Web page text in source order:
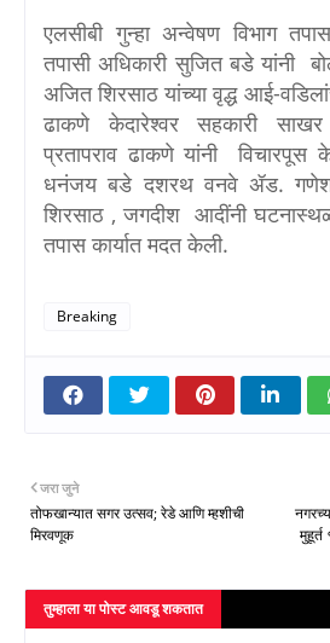
एलसीबी गुन्हा अन्वेषण विभाग
तपासी अधिकारी सुजित बडे यांनी
अजित शिरसाठ यांच्या वृद्ध आई-
ढाकणे केदारेश्वर सहकारी साखर
प्रतापराव ढाकणे यांनी विचारपूस
धनंजय बडे दशरथ वनवे ॲड. गणेश
शिरसाठ , जगदीश आदींनी
तपास कार्यात मदत केली.
Breaking
मुहूर्त
जरा जुने
तोफखान्यात सगर उत्सव; रेडे आणि म्हशीची
मिरवणूक
तुम्‍हाला या पोस्‍ट आवडू शकतात